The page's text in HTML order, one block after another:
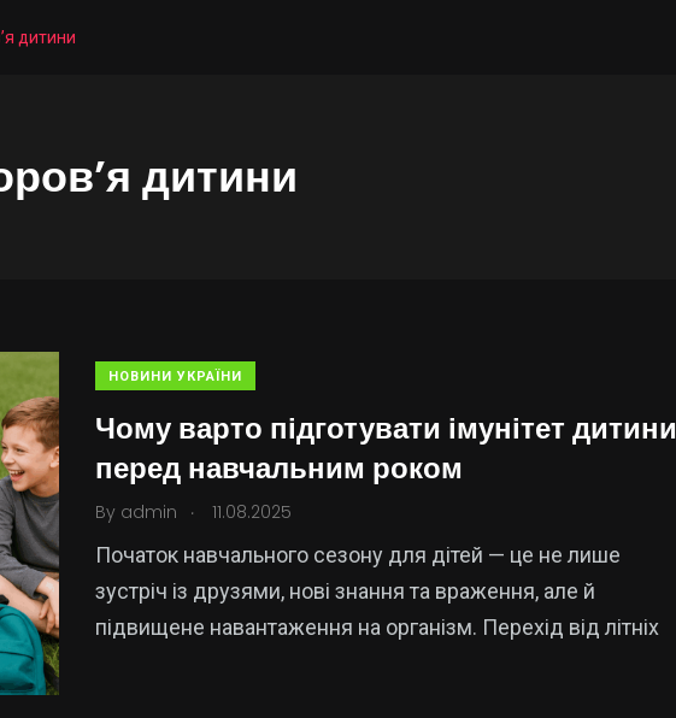
дитини
дитини
НОВИНИ УКРАЇНИ
Чому варто підготувати імунітет дитини
перед навчальним роком
By admin . 11.08.2025
Початок навчального сезону для дітей — це не лише
зустріч із друзями, нові знання та враження, але й
підвищене навантаження на організм. Перехід від літніх